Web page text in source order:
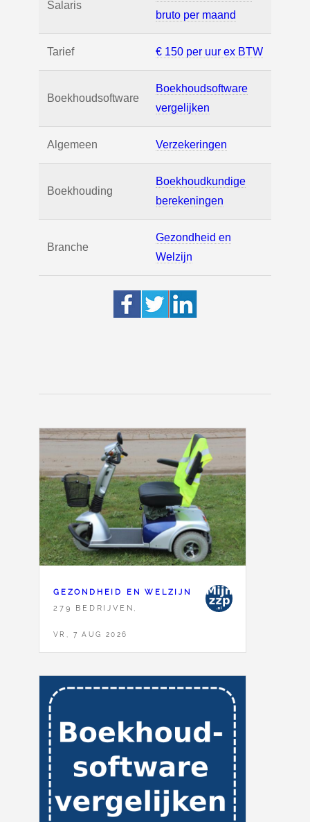
Salaris
bruto per maand
Tarief € 150 per uur ex BTW
Boekhoudsoftware
Boekhoudsoftware
vergelijken
Algemeen Verzekeringen
Boekhouding
Boekhoudkundige
berekeningen
Branche
Gezondheid en
Welzijn
GEZONDHEID EN WELZIJN
279 BEDRIJVEN,
VR, 7 AUG 2026